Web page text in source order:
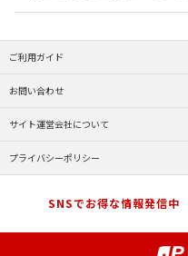
ご利用ガイド
お問い合わせ
サイト運営会社について
プライバシーポリシー
SNSでお得な情報発信中